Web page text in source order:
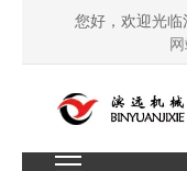
您好，欢迎光临